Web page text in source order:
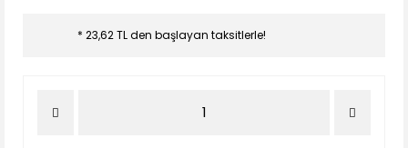
* 23,62 TL den başlayan taksitlerle!